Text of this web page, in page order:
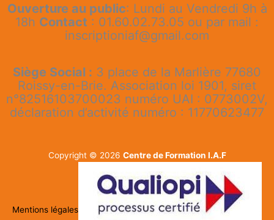
Ouverture au public: Lundi au Vendredi 9h à
18h Contact : 01.60.02.73.05 ou par mail :
inscriptioniaf@gmail.com
Siège Social : 3 place de la Marlière 77680
Roissy-en-Brie. Association loi 1901, siret
n°82516103700023 numéro UAI : 0773002V,
déclaration d’activité numéro : 11770623477
Copyright © 2026 Centre de Formation I.A.F
Mentions légales